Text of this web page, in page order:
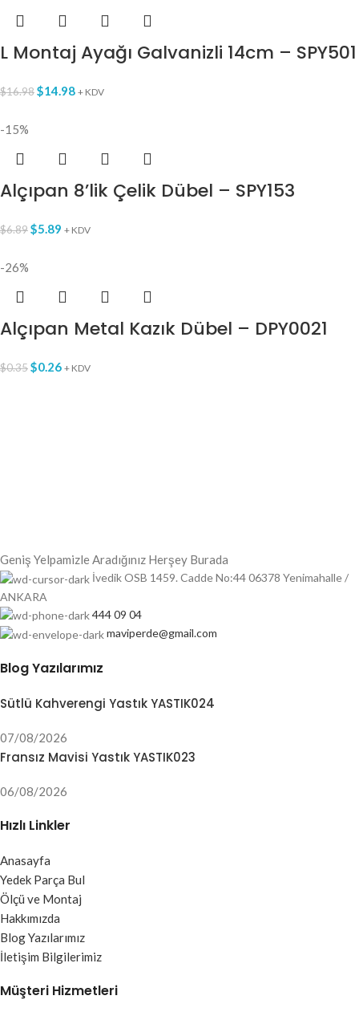
L Montaj Ayağı Galvanizli 14cm – SPY501
$16.98$14.98 + KDV
-15%
Alçıpan 8’lik Çelik Dübel – SPY153
$6.89$5.89 + KDV
-26%
Alçıpan Metal Kazık Dübel – DPY0021
$0.35$0.26 + KDV
Geniş Yelpamizle Aradığınız Herşey Burada
İvedik OSB 1459. Cadde No:44 06378 Yenimahalle /
ANKARA
444 09 04
maviperde@gmail.com
Blog Yazılarımız
Sütlü Kahverengi Yastık YASTIK024
07/08/2026
Fransız Mavisi Yastık YASTIK023
06/08/2026
Hızlı Linkler
Anasayfa
Yedek Parça Bul
Ölçü ve Montaj
Hakkımızda
Blog Yazılarımız
İletişim Bilgilerimiz
Müşteri Hizmetleri